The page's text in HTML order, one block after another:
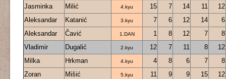
Jasminka
Milić 4.kyu 15 7 14 11
12
Aleksandar
Katanić 3.kyu 7 6 12 14
6
Aleksandar
Čavić 1.DAN 1 8 12 7
8
Vladimir
Dugalić 2.kyu 12 7 11 8
12
Milka
Hrkman 4.kyu 4 8 6 7
8
Zoran
Mišić 5.kyu 11 9 9 15
12